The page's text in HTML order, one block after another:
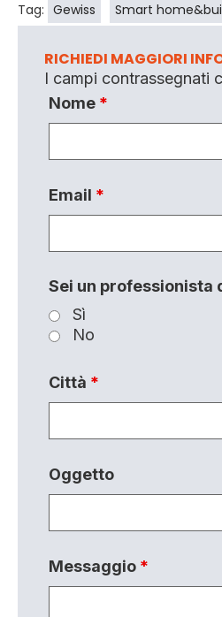
Tag: Gewiss Smart
RICHIEDI MAGGIORI
I campi contrassegnati
Nome *
Email *
Sei un professionista
Sì
No
Città *
Oggetto
Messaggio *